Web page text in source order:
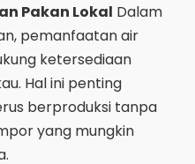
Pakan Lokal Dalam
pemanfaatan air
ketersediaan
Hal ini penting
berproduksi tanpa
yang mungkin